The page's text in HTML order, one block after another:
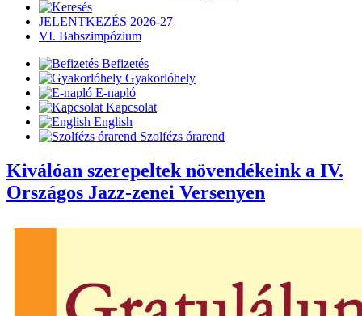
JELENTKEZÉS 2026-27
VI. Babszimpózium
Befizetés
Gyakorlóhely
E-napló
Kapcsolat
English
Szolfézs órarend
Kiválóan szerepeltek növendékeink a IV.
Országos Jazz-zenei Versenyen